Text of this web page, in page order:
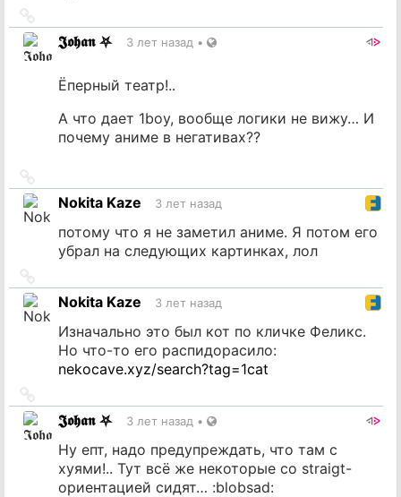
на
источник
𝕵𝖔𝖍𝖆𝖓 ⛧ 3 лет назад •
Ёперный театр!..
А что дает 1boy, вообще логики не вижу… И
почему аниме в негативах??
на
источник
Nokita Kaze 3 лет назад
потому что я не заметил аниме. Я потом его
убрал на следующих картинках, лол
на
источник
Nokita Kaze 3 лет назад
Изначально это был кот по кличке Феликс.
Но что-то его распидорасило:
nekocave.xyz/search?tag=1cat
на
источник
𝕵𝖔𝖍𝖆𝖓 ⛧ 3 лет назад •
Ну епт, надо предупреждать, что там с
хуями!.. Тут всё же некоторые со straigt-
ориентацией сидят… :blobsad: